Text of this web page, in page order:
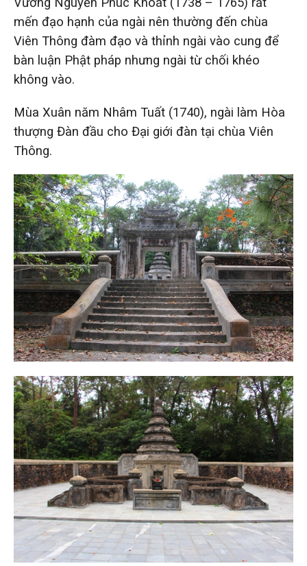
mến đạo hạnh của ngài nên thường đến chùa
Viên Thông đàm đạo và thỉnh ngài vào cung để
bàn luận Phật pháp nhưng ngài từ chối khéo
không vào.
Mùa Xuân năm Nhâm Tuất (1740), ngài làm Hòa
thượng Đàn đầu cho Đại giới đàn tại chùa Viên
Thông.